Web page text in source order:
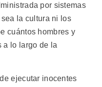
por sistemas
la cultura ni los
cuántos hombres y
a lo largo de la
ejecutar inocentes